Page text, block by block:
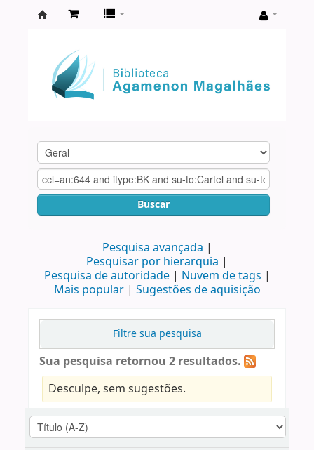
Agamenon
Magalhães
Buscar
Pesquisa avançada
Pesquisar por hierarquia
Pesquisa de autoridade
Nuvem de tags
Mais popular
Sugestões de aquisição
Filtre sua pesquisa
Sua pesquisa retornou 2 resultados.
Desculpe, sem sugestões.